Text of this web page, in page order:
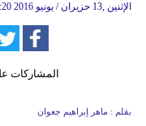
13:20 2016 الإثنين ,13 حزيران / يونيو
بقلم : ماهر إبراهيم جعوان